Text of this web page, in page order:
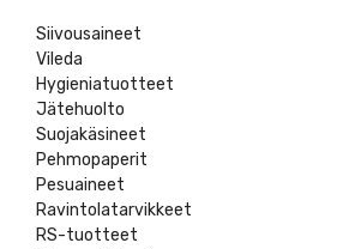
Siivousaineet
Vileda
Hygieniatuotteet
Jätehuolto
Suojakäsineet
Pehmopaperit
Pesuaineet
Ravintolatarvikkeet
RS-tuotteet